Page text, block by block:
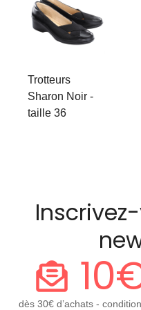
Trotteurs
Sharon Noir -
taille 36
dès 30€ d’achats -